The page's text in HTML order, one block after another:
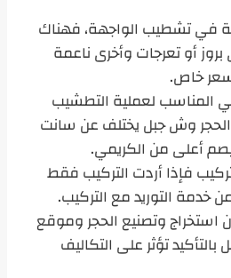
في تشطيب الواجهة، فهناك
أو تعرجات وأخرى ناعمة
خاص.
المناسب لعملية التطشيب
وش جبل يختلف عن سانت
أعلى من الكريمي.
فإذا أردت التركيب فقط
خدمة التوريد مع التركيب.
استخراج وتصنيع الحجر وموقع
بالتأكيد تؤثر على التكاليف